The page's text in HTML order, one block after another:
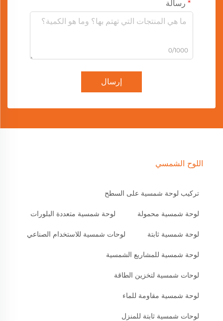
رسالة
0/1000
إرسال
اللوح الشمسي
تركيب لوحة شمسية على السطح
لوحة شمسية محمولة لوحة شمسية متعددة البلورات
لوحة شمسية ثابتة لوحات شمسية للاستخدام الصناعي
لوحة شمسية للمشاريع الشمسية
لوحات شمسية لتخزين الطاقة
لوحة شمسية مقاومة للماء
لوحات شمسية ثابتة للمنزل